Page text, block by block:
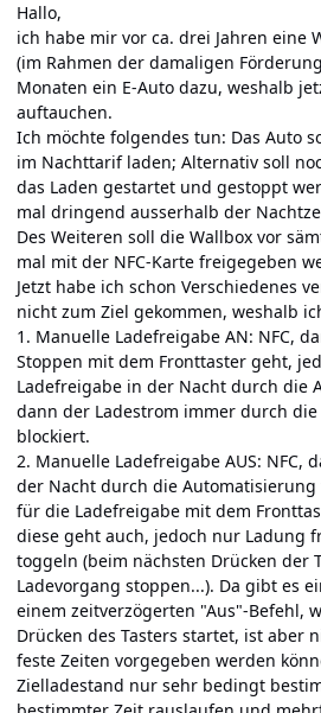
Hallo,
ich habe mir vor ca. drei Jahren eine
(im Rahmen der damaligen
Monaten ein E-Auto dazu, weshalb
auftauchen.
Ich möchte folgendes tun: Das Auto
im Nachttarif laden; Alternativ soll
das Laden gestartet und gestoppt
mal dringend ausserhalb der
Des Weiteren soll die Wallbox vor
mal mit der NFC-Karte freigegeben
Jetzt habe ich schon Verschiedenes
nicht zum Ziel gekommen, weshalb
1. Manuelle Ladefreigabe AN: NFC,
Stoppen mit dem Fronttaster geht,
Ladefreigabe in der Nacht durch die
dann der Ladestrom immer durch
blockiert.
2. Manuelle Ladefreigabe AUS: NFC,
der Nacht durch die
für die Ladefreigabe mit dem
diese geht auch, jedoch nur Ladung
toggeln (beim nächsten Drücken der
Ladevorgang stoppen...). Da gibt es
einem zeitverzögerten "Aus"-Befehl,
Drücken des Tasters startet, ist aber
feste Zeiten vorgegeben werden
Zielladestand nur sehr bedingt